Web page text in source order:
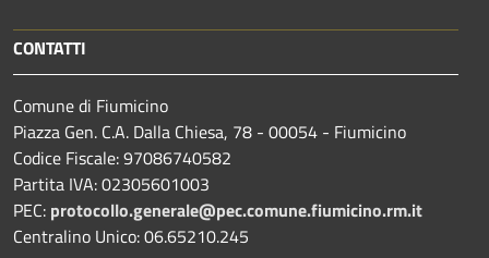
CONTATTI
Comune di Fiumicino
Piazza Gen. C.A. Dalla Chiesa, 78 - 00054 - Fiumicino
Codice Fiscale: 97086740582
Partita IVA: 02305601003
PEC: protocollo.generale@pec.comune.fiumicino.rm.it
Centralino Unico: 06.65210.245